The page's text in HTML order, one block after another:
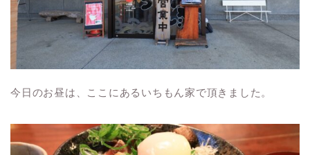
今日のお昼は、ここにあるいちもん家で頂きました。